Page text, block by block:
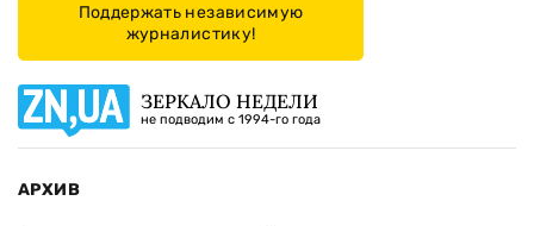
Поддержать независимую
журналистику!
ЗЕРКАЛО НЕДЕЛИ
не подводим с 1994-го года
АРХИВ